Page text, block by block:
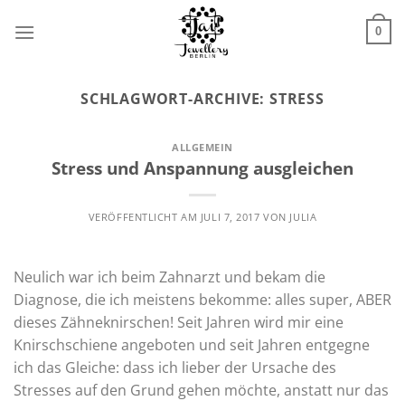
Inhalt
0
SCHLAGWORT-ARCHIVE:STRESS
ALLGEMEIN
Stress und Anspannung ausgleichen
VERÖFFENTLICHT AM JULI 7, 2017 VON JULIA
Neulich war ich beim Zahnarzt und bekam die
Diagnose, die ich meistens bekomme: alles super, ABER
dieses Zähneknirschen! Seit Jahren wird mir eine
Knirschschiene angeboten und seit Jahren entgegne
ich das Gleiche: dass ich lieber der Ursache des
Stresses auf den Grund gehen möchte, anstatt nur das